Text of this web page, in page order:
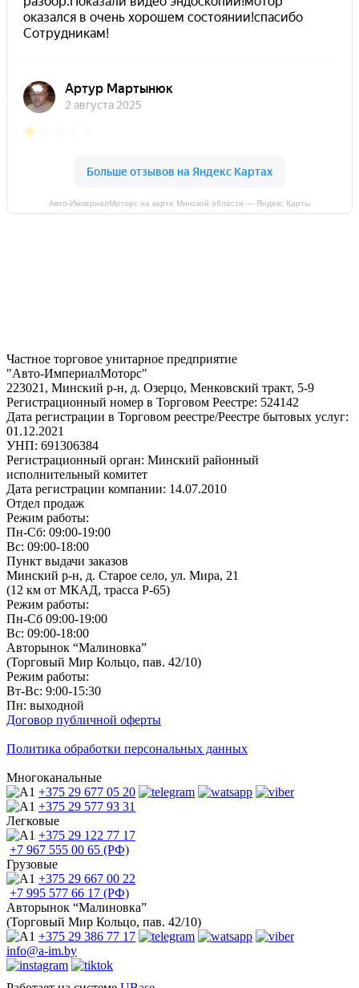
Авто-ИмпериалМоторс на карте Минской области — Яндекс Карты
Частное торговое унитарное предприятие
"Авто-ИмпериалМоторс"
223021, Минский р-н, д. Озерцо, Менковский тракт, 5-9
Регистрационный номер в Торговом Реестре: 524142
Дата регистрации в Торговом реестре/Реестре бытовых услуг:
01.12.2021
УНП: 691306384
Регистрационный орган: Минский районный
исполнительный комитет
Дата регистрации компании: 14.07.2010
Отдел продаж
Режим работы:
Пн-Сб: 09:00-19:00
Вс: 09:00-18:00
Пункт выдачи заказов
Минский р-н, д. Старое село, ул. Мира, 21
(12 км от МКАД, трасса P-65)
Режим работы:
Пн-Сб 09:00-19:00
Вс: 09:00-18:00
Авторынок “Малиновка”
(Торговый Мир Кольцо, пав. 42/10)
Режим работы:
Вт-Вс: 9:00-15:30
Пн: выходной
Договор публичной оферты
Политика обработки персональных данных
Многоканальные
+375 29 677 05 20
+375 29 577 93 31
Легковые
+375 29 122 77 17
+7 967 555 00 65 (РФ)
Грузовые
+375 29 667 00 22
+7 995 577 66 17 (РФ)
Авторынок “Малиновка”
(Торговый Мир Кольцо, пав. 42/10)
+375 29 386 77 17
info@a-im.by